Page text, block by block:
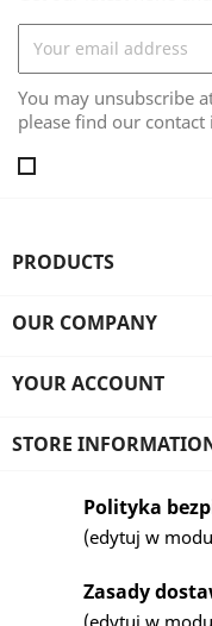
You may unsubscribe
please find our
PRODUCTS
OUR COMPANY
YOUR ACCOUNT
STORE
Polityka
(edytuj w
Zasady
(edytuj w